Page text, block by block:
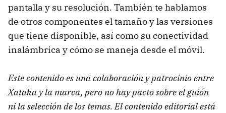
pantalla y su resolución. También te hablamos
de otros componentes el tamaño y las versiones
que tiene disponible, así como su conectividad
inalámbrica y cómo se maneja desde el móvil.
Este contenido es una colaboración y patrocinio entre
Xataka y la marca, pero no hay pacto sobre el guión
ni la selección de los temas. El contenido editorial está